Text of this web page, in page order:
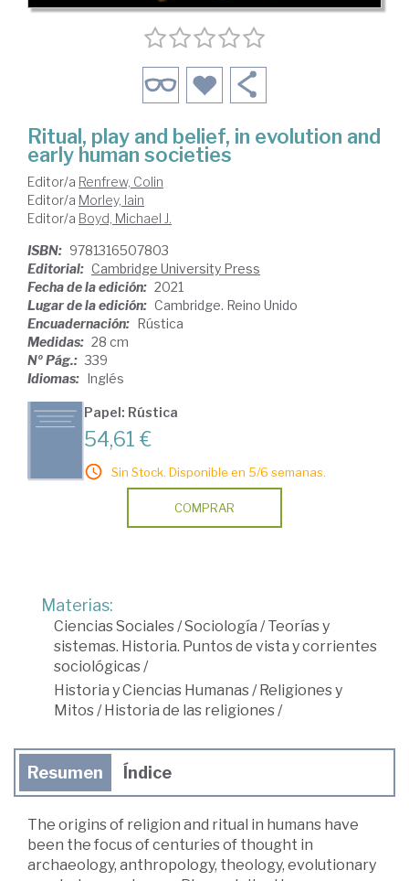
Ritual, play and belief, in evolution and
early human societies
Editor/a Renfrew, Colin
Editor/a Morley, Iain
Editor/a Boyd, Michael J.
ISBN: 9781316507803
Editorial: Cambridge University Press
Fecha de la edición: 2021
Lugar de la edición: Cambridge. Reino Unido
Encuadernación: Rústica
Medidas: 28 cm
Nº Pág.: 339
Idiomas: Inglés
Papel: Rústica
54,61 €
Sin Stock. Disponible en 5/6 semanas.
COMPRAR
Materias:
Ciencias Sociales /Sociología /Teorías y
sistemas. Historia. Puntos de vista y corrientes
sociológicas /
Historia y Ciencias Humanas /Religiones y
Mitos /Historia de las religiones /
Resumen Índice
The origins of religion and ritual in humans have
been the focus of centuries of thought in
archaeology, anthropology, theology, evolutionary